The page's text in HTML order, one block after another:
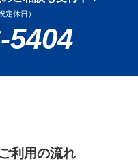
定休日）
5404
利用の流れ